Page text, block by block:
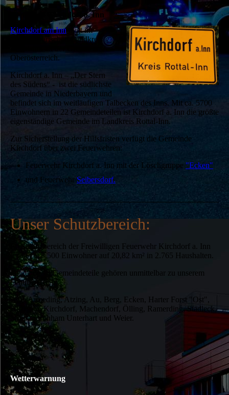
Gemeinde Kirchdorf a. Inn
Kirchdorf am Inn liegt im
niederbayerischen Landkreis
Oberösterreich.
Kirchdorf a. Inn – „Der Stern
des Südens“ - ist die südlichste
Gemeinde in Niederbayern und
befindet sich im weitläufigen Talbecken des Inns. Mit ca. 5700
Einwohnern in 22 Gemeindeteilen ist Kirchdorf a. Inn die größte
eigenständige Gemeinde im Landkreis Rottal-Inn.
Zur Sicherstellung der Hilfsfristen verfügt die Gemeinde
Kirchdorf über zwei Feuerwehren:
Feuerwehr Kirchdorf a. Inn mit der Löschgruppe "Ecken"
und Feuerwehr Seibersdorf.
Unser Schutzbereich:
Im Schutzbereich der Freiwilligen Feuerwehr Kirchdorf a. Inn
leben ca. 5.500 Einwohner auf 20,82 km² in 2.765 Haushalten.
Folgende 18 Gemeindeteile gehören unmittelbar zu unserem
Schutzbereich:
Ach, Armeding, Atzing, Au, Berg, Ecken, Harter Forst "Ost",
Hitzenau, Kirchdorf, Machendorf, Ölling, Ramerding, Stadleck,
Stölln, Strohham Unterhart und Weier.
Wetterwarnung